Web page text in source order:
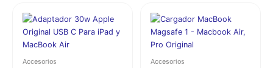
Accesorios Accesorios